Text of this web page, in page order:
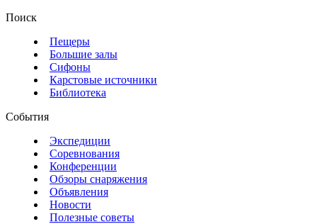
Поиск
Пещеры
Большие залы
Сифоны
Карстовые источники
Библиотека
События
Экспедиции
Соревнования
Конференции
Обзоры снаряжения
Объявления
Новости
Полезные советы